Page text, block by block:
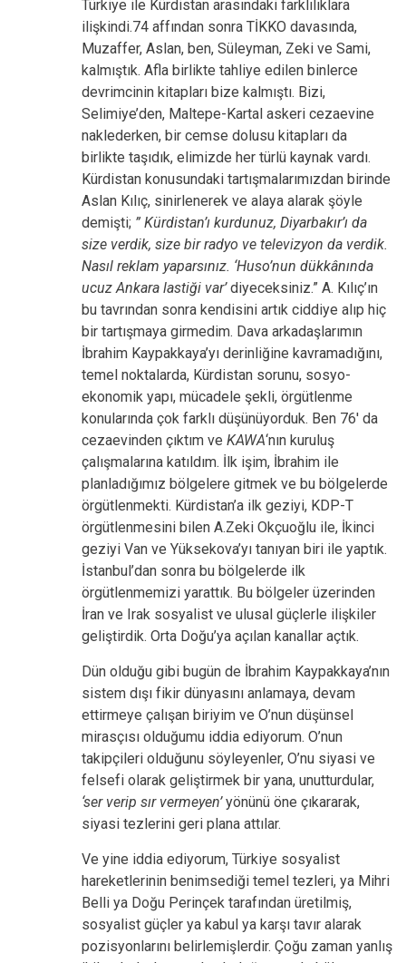
Türkiye ile Kürdistan arasındaki farklılıklara
ilişkindi.74 affından sonra TİKKO davasında,
Muzaffer, Aslan, ben, Süleyman, Zeki ve Sami,
kalmıştık. Afla birlikte tahliye edilen binlerce
devrimcinin kitapları bize kalmıştı. Bizi,
Selimiye’den, Maltepe-Kartal askeri cezaevine
naklederken, bir cemse dolusu kitapları da
birlikte taşıdık, elimizde her türlü kaynak vardı.
Kürdistan konusundaki tartışmalarımızdan birinde
Aslan Kılıç, sinirlenerek ve alaya alarak şöyle
demişti; ” Kürdistan’ı kurdunuz, Diyarbakır’ı da
size verdik, size bir radyo ve televizyon da verdik.
Nasıl reklam yaparsınız. ‘Huso’nun dükkânında
ucuz Ankara lastiği var’diyeceksiniz.” A. Kılıç’ın
bu tavrından sonra kendisini artık ciddiye alıp hiç
bir tartışmaya girmedim. Dava arkadaşlarımın
İbrahim Kaypakkaya’yı derinliğine kavramadığını,
temel noktalarda, Kürdistan sorunu, sosyo-
ekonomik yapı, mücadele şekli, örgütlenme
konularında çok farklı düşünüyorduk. Ben 76′ da
cezaevinden çıktım ve KAWA‘nın kuruluş
çalışmalarına katıldım. İlk işim, İbrahim ile
planladığımız bölgelere gitmek ve bu bölgelerde
örgütlenmekti. Kürdistan’a ilk geziyi, KDP-T
örgütlenmesini bilen A.Zeki Okçuoğlu ile, İkinci
geziyi Van ve Yüksekova’yı tanıyan biri ile yaptık.
İstanbul’dan sonra bu bölgelerde ilk
örgütlenmemizi yarattık. Bu bölgeler üzerinden
İran ve Irak sosyalist ve ulusal güçlerle ilişkiler
geliştirdik. Orta Doğu’ya açılan kanallar açtık.
Dün olduğu gibi bugün de İbrahim Kaypakkaya’nın
sistem dışı fikir dünyasını anlamaya, devam
ettirmeye çalışan biriyim ve O’nun düşünsel
mirasçısı olduğumu iddia ediyorum. O’nun
takipçileri olduğunu söyleyenler, O’nu siyasi ve
felsefi olarak geliştirmek bir yana, unutturdular,
‘ser verip sır vermeyen’yönünü öne çıkararak,
siyasi tezlerini geri plana attılar.
Ve yine iddia ediyorum, Türkiye sosyalist
hareketlerinin benimsediği temel tezleri, ya Mihri
Belli ya Doğu Perinçek tarafından üretilmiş,
sosyalist güçler ya kabul ya karşı tavır alarak
pozisyonlarını belirlemişlerdir. Çoğu zaman yanlış